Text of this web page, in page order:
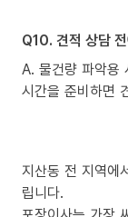
Q10. 견적 상담
A. 물건량 파악용
시간을 준비하면
지산동 전 지역에
립니다.